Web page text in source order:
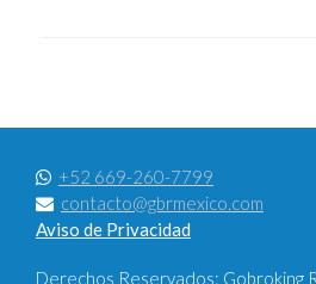
+52 669-260-7799
contacto@gbrmexico.com
Aviso de Privacidad
Derechos Reservados: Gobroking